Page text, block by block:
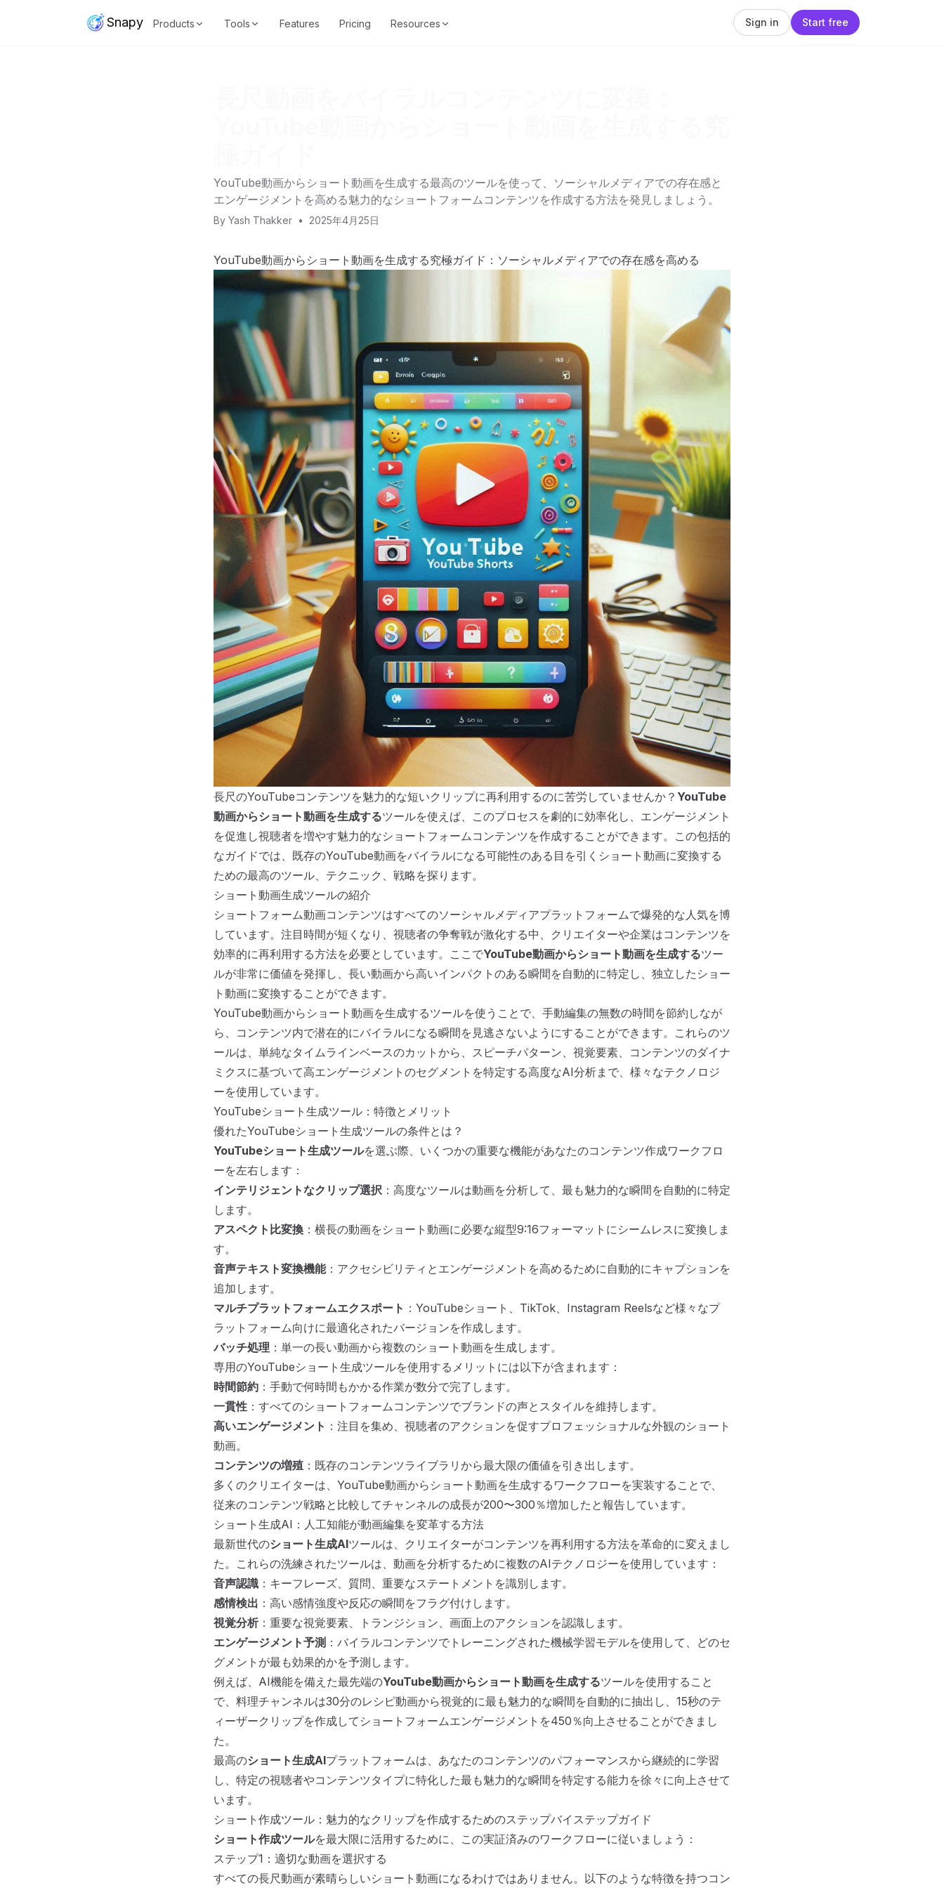
Snapy Products Tools Features Pricing Resources Sign in Start free
YouTube動画からショート動画を生成する最高のツールを使って、ソーシャルメディアでの存在感と
エンゲージメントを高める魅力的なショートフォームコンテンツを作成する方法を発見しましょう。
By Yash Thakker • 2025年4月25日
YouTube動画からショート動画を生成する究極ガイド：ソーシャルメディアでの存在感を高める
長尺のYouTubeコンテンツを魅力的な短いクリップに再利用するのに苦労していませんか？ YouTube
動画からショート動画を生成するツールを使えば、このプロセスを劇的に効率化し、エンゲージメント
を促進し視聴者を増やす魅力的なショートフォームコンテンツを作成することができます。この包括的
なガイドでは、既存のYouTube動画をバイラルになる可能性のある目を引くショート動画に変換する
ための最高のツール、テクニック、戦略を探ります。
ショート動画生成ツールの紹介
ショートフォーム動画コンテンツはすべてのソーシャルメディアプラットフォームで爆発的な人気を博
しています。注目時間が短くなり、視聴者の争奪戦が激化する中、クリエイターや企業はコンテンツを
効率的に再利用する方法を必要としています。ここでYouTube動画からショート動画を生成するツー
ルが非常に価値を発揮し、長い動画から高いインパクトのある瞬間を自動的に特定し、独立したショー
ト動画に変換することができます。
YouTube動画からショート動画を生成するツールを使うことで、手動編集の無数の時間を節約しなが
ら、コンテンツ内で潜在的にバイラルになる瞬間を見逃さないようにすることができます。これらのツ
ールは、単純なタイムラインベースのカットから、スピーチパターン、視覚要素、コンテンツのダイナ
ミクスに基づいて高エンゲージメントのセグメントを特定する高度なAI分析まで、様々なテクノロジ
ーを使用しています。
YouTubeショート生成ツール：特徴とメリット
優れたYouTubeショート生成ツールの条件とは？
YouTubeショート生成ツールを選ぶ際、いくつかの重要な機能があなたのコンテンツ作成ワークフロ
ーを左右します：
インテリジェントなクリップ選択 ：高度なツールは動画を分析して、最も魅力的な瞬間を自動的に特定
します。
アスペクト比変換 ：横長の動画をショート動画に必要な縦型9:16フォーマットにシームレスに変換しま
す。
音声テキスト変換機能：アクセシビリティとエンゲージメントを高めるために自動的にキャプションを
追加します。
マルチプラットフォームエクスポート ：YouTubeショート、TikTok、Instagram Reelsなど様々なプ
ラットフォーム向けに最適化されたバージョンを作成します。
バッチ処理 ：単一の長い動画から複数のショート動画を生成します。
専用のYouTubeショート生成ツールを使用するメリットには以下が含まれます：
時間節約 ：手動で何時間もかかる作業が数分で完了します。
一貫性 ：すべてのショートフォームコンテンツでブランドの声とスタイルを維持します。
高いエンゲージメント ：注目を集め、視聴者のアクションを促すプロフェッショナルな外観のショート
動画。
コンテンツの増殖 ：既存のコンテンツライブラリから最大限の価値を引き出します。
多くのクリエイターは、YouTube動画からショート動画を生成するワークフローを実装することで、
従来のコンテンツ戦略と比較してチャンネルの成長が200〜300％増加したと報告しています。
ショート生成AI：人工知能が動画編集を変革する方法
最新世代のショート生成AIツールは、クリエイターがコンテンツを再利用する方法を革命的に変えまし
た。これらの洗練されたツールは、動画を分析するために複数のAIテクノロジーを使用しています：
音声認識 ：キーフレーズ、質問、重要なステートメントを識別します。
感情検出 ：高い感情強度や反応の瞬間をフラグ付けします。
視覚分析：重要な視覚要素、トランジション、画面上のアクションを認識します。
エンゲージメント予測 ：バイラルコンテンツでトレーニングされた機械学習モデルを使用して、どのセ
グメントが最も効果的かを予測します。
例えば、AI機能を備えた最先端のYouTube動画からショート動画を生成するツールを使用すること
で、料理チャンネルは30分のレシピ動画から視覚的に最も魅力的な瞬間を自動的に抽出し、15秒のテ
ィーザークリップを作成してショートフォームエンゲージメントを450％向上させることができまし
た。
最高のショート生成AIプラットフォームは、あなたのコンテンツのパフォーマンスから継続的に学習
し、特定の視聴者やコンテンツタイプに特化した最も魅力的な瞬間を特定する能力を徐々に向上させて
います。
ショート作成ツール：魅力的なクリップを作成するためのステップバイステップガイド
ショート作成ツールを最大限に活用するために、この実証済みのワークフローに従いましょう：
ステップ1：適切な動画を選択する
すべての長尺動画が素晴らしいショート動画になるわけではありません。以下のような特徴を持つコン